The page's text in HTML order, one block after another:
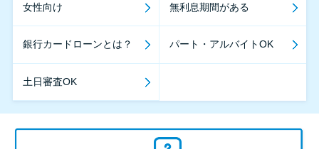
女性向け 無利息期間がある
銀行カードローンとは？ パート・アルバイトOK
土日審査OK